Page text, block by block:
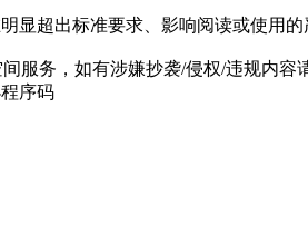
超出标准要求、影响阅读或使用的
服务，如有涉嫌抄袭/侵权/违规内容